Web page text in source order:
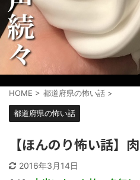
HOME > 都道府県の怖い話 >
都道府県の怖い話
【ほんのり怖い話】
2016年3月14日